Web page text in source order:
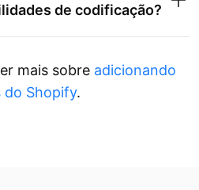
de codificação?
mais sobre adicionando
do Shopify.